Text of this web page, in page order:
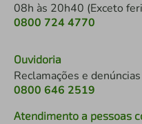
08h às 20h40 (Exceto
0800 724 4770
Ouvidoria
Reclamações e denúncias
0800 646 2519
Atendimento a pessoas